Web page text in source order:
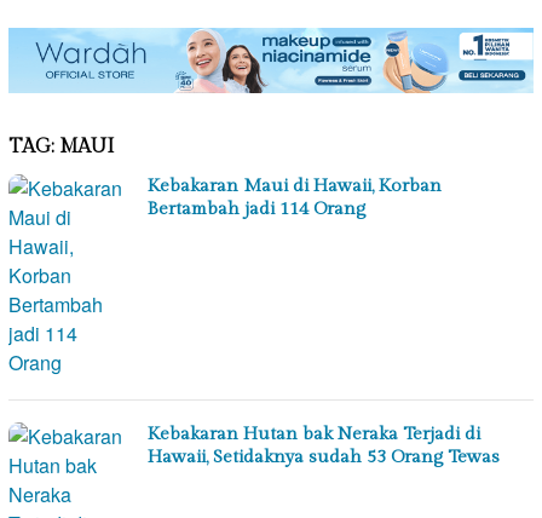
TAG: MAUI
Kebakaran Maui di Hawaii, Korban
Bertambah jadi 114 Orang
Kebakaran Hutan bak Neraka Terjadi di
Hawaii, Setidaknya sudah 53 Orang Tewas